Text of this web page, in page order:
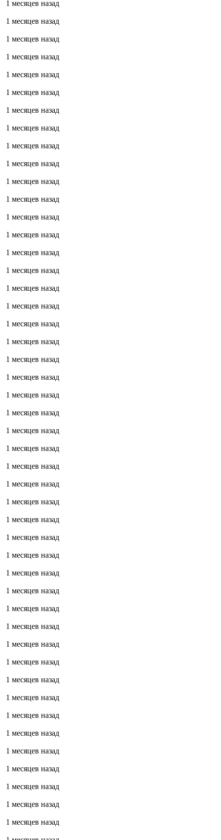
1 месяцев назад
1 месяцев назад
1 месяцев назад
1 месяцев назад
1 месяцев назад
1 месяцев назад
1 месяцев назад
1 месяцев назад
1 месяцев назад
1 месяцев назад
1 месяцев назад
1 месяцев назад
1 месяцев назад
1 месяцев назад
1 месяцев назад
1 месяцев назад
1 месяцев назад
1 месяцев назад
1 месяцев назад
1 месяцев назад
1 месяцев назад
1 месяцев назад
1 месяцев назад
1 месяцев назад
1 месяцев назад
1 месяцев назад
1 месяцев назад
1 месяцев назад
1 месяцев назад
1 месяцев назад
1 месяцев назад
1 месяцев назад
1 месяцев назад
1 месяцев назад
1 месяцев назад
1 месяцев назад
1 месяцев назад
1 месяцев назад
1 месяцев назад
1 месяцев назад
1 месяцев назад
1 месяцев назад
1 месяцев назад
1 месяцев назад
1 месяцев назад
1 месяцев назад
1 месяцев назад